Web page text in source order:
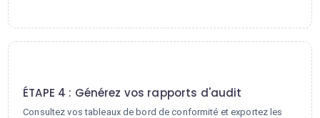
ÉTAPE 4 : Générez vos rapports d'audit
Consultez vos tableaux de bord de conformité et exportez les